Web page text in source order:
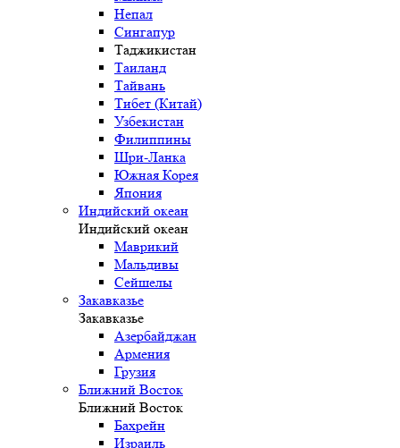
Непал
Сингапур
Таджикистан
Таиланд
Тайвань
Тибет (Китай)
Узбекистан
Филиппины
Шри-Ланка
Южная Корея
Япония
Индийский океан
Индийский океан
Маврикий
Мальдивы
Сейшелы
Закавказье
Закавказье
Азербайджан
Армения
Грузия
Ближний Восток
Ближний Восток
Бахрейн
Израиль